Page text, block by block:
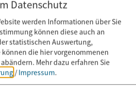
Datenschutz
werden Informationen über Sie
können diese auch an
statistischen Auswertung,
die hier vorgenommenen
Mehr dazu erfahren Sie
/ Impressum.